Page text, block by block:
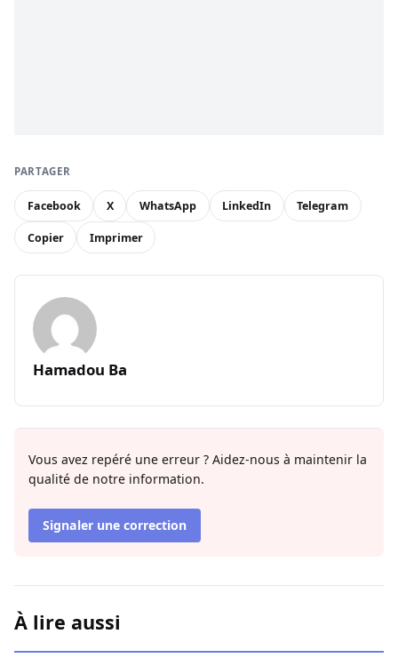
PARTAGER
Facebook X WhatsApp LinkedIn Telegram
Copier Imprimer
Hamadou Ba
Vous avez repéré une erreur ? Aidez-nous à maintenir la
qualité de notre information.
Signaler une correction
À lire aussi